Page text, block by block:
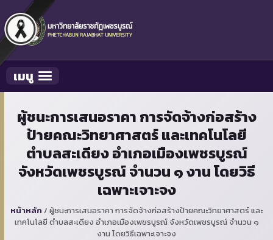
Toggle navigation
เมนู
ผู้ชนะการเสนอราคา การจัดจ้างก่อสร้าง
ป้ายคณะวิทยาศาสตร์ และเทคโนโลยี
ตำบลสะเดียง อำเภอเมืองเพชรบูรณ์
จังหวัดเพชรบูรณ์ จำนวน ๑ งาน โดยวิธี
เฉพาะเจาะจง
หน้าหลัก / ผู้ชนะการเสนอราคา การจัดจ้างก่อสร้างป้ายคณะวิทยาศาสตร์ และ
เทคโนโลยี ตำบลสะเดียง อำเภอเมืองเพชรบูรณ์ จังหวัดเพชรบูรณ์ จำนวน ๑
งาน โดยวิธีเฉพาะเจาะจง